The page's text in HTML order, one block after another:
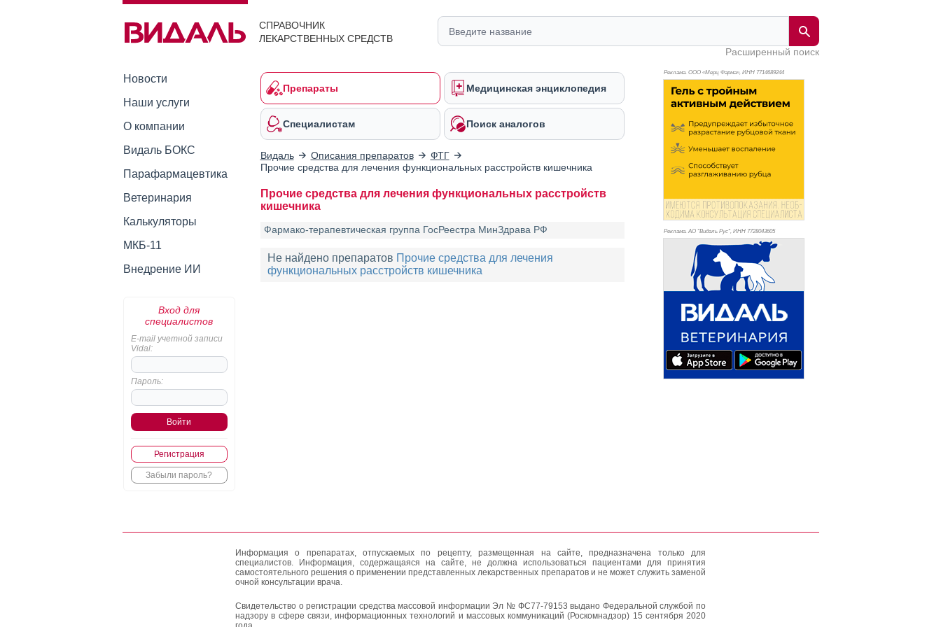
СПРАВОЧНИК
ЛЕКАРСТВЕННЫХ СРЕДСТВ
Расширенный поиск
Новости
Наши услуги
О компании
Видаль БОКС
Парафармацевтика
Ветеринария
Калькуляторы
МКБ-11
Внедрение ИИ
Вход для
специалистов
E-mail учетной записи
Vidal:
Пароль:
Регистрация
Забыли пароль?
Препараты Медицинская энциклопедия
Специалистам Поиск аналогов
Видаль Описания препаратов
ФТГ
Прочие средства для лечения функциональных расстройств кишечника
Прочие средства для лечения функциональных расстройств
кишечника
Фармако-терапевтическая группа ГосРеестра МинЗдрава РФ
Не найдено препаратов Прочие средства для лечения
функциональных расстройств кишечника
Реклама. ООО «Мерц Фарма», ИНН 7714689244
Реклама. АО "Видаль Рус", ИНН 7728043605
Информация о препаратах, отпускаемых по рецепту, размещенная на сайте, предназначена только для
специалистов. Информация, содержащаяся на сайте, не должна использоваться пациентами для принятия
самостоятельного решения о применении представленных лекарственных препаратов и не может служить заменой
очной консультации врача.
Свидетельство о регистрации средства массовой информации Эл № ФС77-79153 выдано Федеральной службой по
надзору в сфере связи, информационных технологий и массовых коммуникаций (Роскомнадзор) 15 сентября 2020